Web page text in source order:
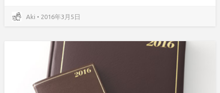
Aki • 2016年3月5日